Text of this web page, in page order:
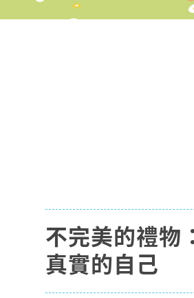
不完美的禮物
真實的自己